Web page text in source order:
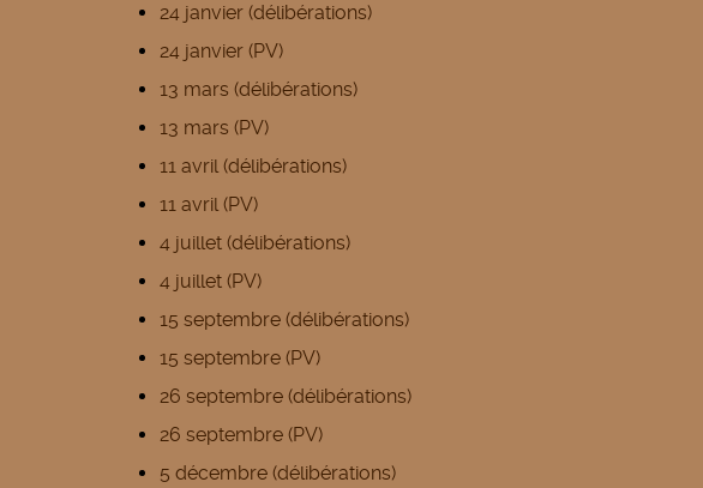
24 janvier (délibérations)
24 janvier (PV)
13 mars (délibérations)
13 mars (PV)
11 avril (délibérations)
11 avril (PV)
4 juillet (délibérations)
4 juillet (PV)
15 septembre (délibérations)
15 septembre (PV)
26 septembre (délibérations)
26 septembre (PV)
5 décembre (délibérations)